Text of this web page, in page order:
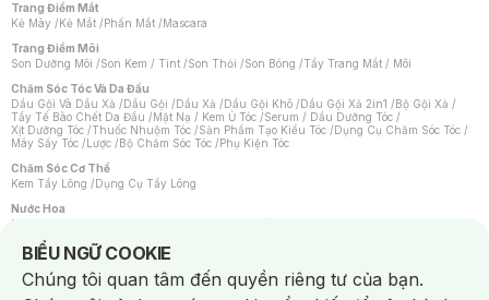
Trang Điểm Mắt
Kẻ Mày /Kẻ Mắt /Phấn Mắt /Mascara
Trang Điểm Môi
Son Dưỡng Môi /Son Kem / Tint /Son Thỏi /Son Bóng /Tẩy Trang Mắt / Môi
Chăm Sóc Tóc Và Da Đầu
Dầu Gội Và Dầu Xả /Dầu Gội /Dầu Xả /Dầu Gội Khô /Dầu Gội Xả 2in1 /Bộ Gội Xả /
Tẩy Tế Bào Chết Da Đầu /Mặt Nạ / Kem Ủ Tóc /Serum / Dầu Dưỡng Tóc /
Xịt Dưỡng Tóc /Thuốc Nhuộm Tóc /Sản Phẩm Tạo Kiểu Tóc /Dụng Cụ Chăm Sóc Tóc /
Máy Sấy Tóc /Lược /Bộ Chăm Sóc Tóc /Phụ Kiện Tóc
Chăm Sóc Cơ Thể
Kem Tẩy Lông /Dụng Cụ Tẩy Lông
Nước Hoa
Nước Hoa Nữ
Chăm Sóc Cá Nhân
Chống Muỗi /Khẩu Trang /Máy Massage/Mặt Nạ Xông Hơi /Nước Rửa Tay/
Sản Phẩm Chăm Sóc Khác /Bàn Chải Đánh Răng /Bàn Chải Điện/
BIỂU NGỮ COOKIE
Notice about cookies usage
Chúng tôi quan tâm đến quyền riêng tư của bạn.